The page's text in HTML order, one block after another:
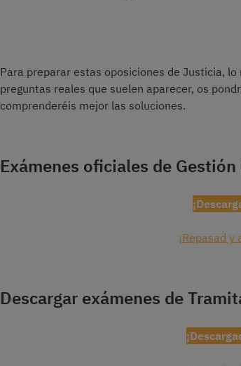
Para preparar estas oposiciones de Justicia, lo
preguntas reales que suelen aparecer, os
comprenderéis mejor las soluciones.
Exámenes oficiales de
¡Repasad
Descargar exámenes de